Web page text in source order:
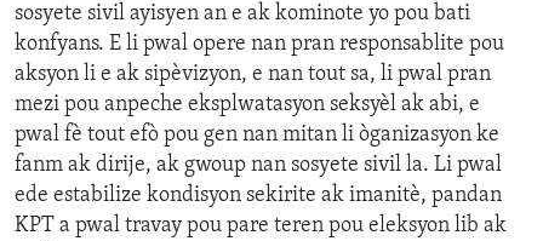
sosyete sivil ayisyen an e ak kominote yo pou bati
konfyans. E li pwal opere nan pran responsablite pou
aksyon li e ak sipèvizyon, e nan tout sa, li pwal pran
mezi pou anpeche eksplwatasyon seksyèl ak abi, e
pwal fè tout efò pou gen nan mitan li òganizasyon ke
fanm ak dirije, ak gwoup nan sosyete sivil la. Li pwal
ede estabilize kondisyon sekirite ak imanitè, pandan
KPT a pwal travay pou pare teren pou eleksyon lib ak